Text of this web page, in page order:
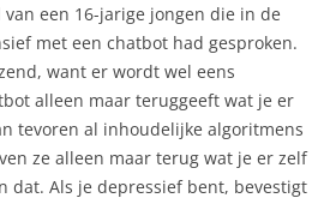
een 16-jarige jongen die in de
met een chatbot had gesproken.
want er wordt wel eens
alleen maar teruggeeft wat je er
tevoren al inhoudelijke algoritmens
ze alleen maar terug wat je er zelf
dat. Als je depressief bent, bevestigt